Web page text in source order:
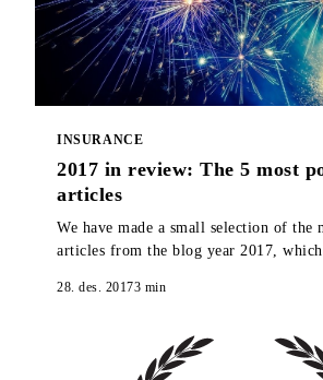
INSURANCE
2017 in review: The 5 most
articles
We have made a small selection of the
articles from the blog year 2017,
were published.
28. des. 20173 min